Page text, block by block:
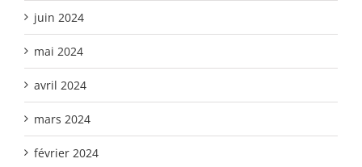
juin 2024
mai 2024
avril 2024
mars 2024
février 2024